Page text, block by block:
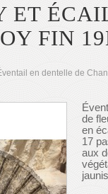
ET
FIN
en dentelle de
de
en
17
aux